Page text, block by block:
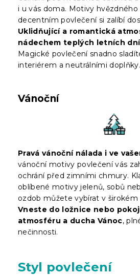
i u vás doma. Motivy hvězdného
decentním povlečení si zalíbí
Uklidňující a romantická
nádechem teplých letních dní
Magické povlečení snadno
interiérem a neutrálními doplňky.
Vánoční
Pravá vánoční nálada i ve
vánoční motivy povlečení vás
ochrání před zimními chmury.
oblíbené motivy jelenů, sobů
ozdob můžete vybírat v širokém
Vneste do ložnice nebo
atmosféru a ducha Vánoc,
nečinnosti.
Styl povlečení